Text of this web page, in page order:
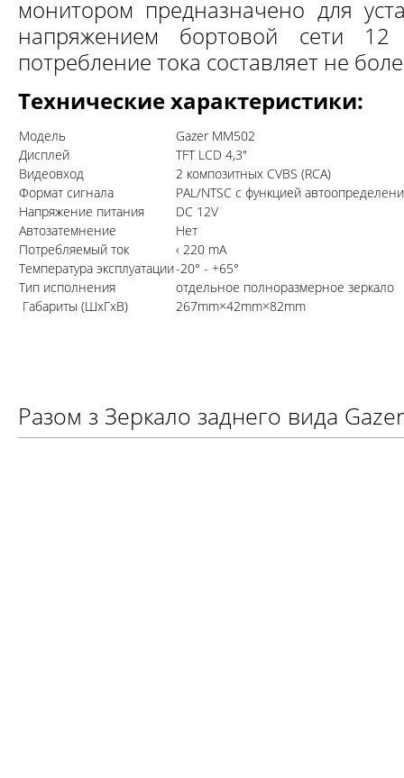
монитором предназначено для
напряжением бортовой сети 12
потребление тока составляет не
Технические характеристики:
Модель
Gazer MM502
Дисплей
TFT LCD 4,3"
Видеовход
2 композитных CVBS (RCA)
Формат сигнала
PAL/NTSC с функцией
Напряжение питания
DC 12V
Автозатемнение
Нет
Потребляемый ток
‹ 220 mA
Температура эксплуатации-20° - +65°
Тип исполнения
отдельное полноразмерное зеркало
Габариты (ШхГхВ)
267mm×42mm×82mm
Разом з Зеркало заднего вида